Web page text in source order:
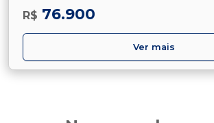
R$ 76.900
Ver mais